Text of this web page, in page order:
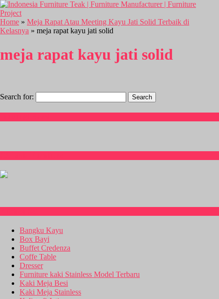
Home » Meja Rapat Atau Meeting Kayu Jati Solid Terbaik di
Kelasnya » meja rapat kayu jati solid
meja rapat kayu jati solid
Search for:
Bangku Kayu
Box Bayi
Buffet Credenza
Coffe Table
Dresser
Furniture kaki Stainless Model Terbaru
Kaki Meja Besi
Kaki Meja Stainless